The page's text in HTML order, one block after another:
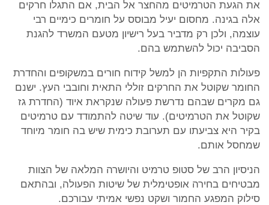
את הגעת הטרמיטים מהחצר אל הבית, אם התגלו חרקים
אלה בגינה. מחסום יעיל מבוסס על חומרים כימיים רבי
עוצמה, ולכן רק מדביר בעל רישיון מטעם המשרד להגנת
הסביבה יכול להשתמש בהם.
פעולות התקפיות הן למשל קידוח חורים במשקופים והחדרת
החומר שקוטל את החרקים זוללי התאית וחובבי העץ. ישנם
גם מקרים שבהם נדרשת פעולה שנקראת איוד (החדרת גז
שקוטל את הטרמיטים). עוד שיטה להתמודד עם טרמיטים
בקיר היא צביעתו עם תערובת כימית שיש בה חומר מיוחד
שמחסל אותם.
הניסיון הרב של סטופ טרמיט והיושרה המלאה של הצוות
מבטיחים בחירה אופטימלית של שיטות הפעולה, ובהתאם
סילוק המפגע החמור ושקט נפשי אמיתי עבורכם.